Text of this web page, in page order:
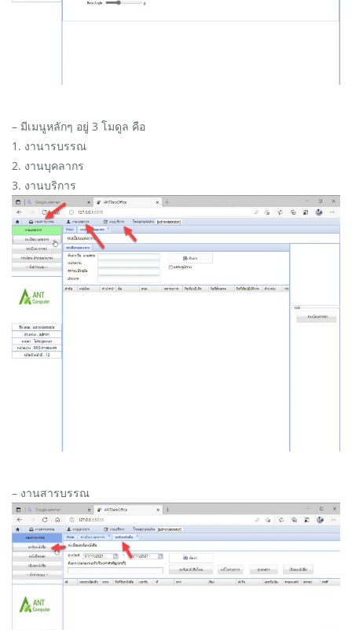
– มีเมนูหลักๆ อยู่ 3 โมดูล คือ
1. งานารบรรณ
2. งานบุคลากร
3. งานบริการ
– งานสารบรรณ